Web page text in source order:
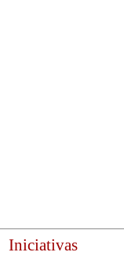
Iniciativas